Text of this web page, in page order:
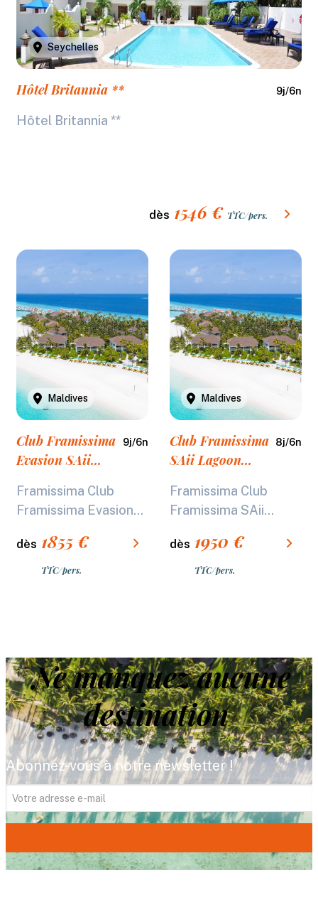
Seychelles
Hôtel Britannia ** 9j/6n
Hôtel Britannia **
dès 1546 € TTC/pers.
Maldives
Club Framissima
Evasion SAii
Hilton *****
9j/6n
Framissima Club
Framissima Evasion...
dès 1855 €
TTC/pers.
Maldives
Club Framissima
SAii Lagoon
avec vols Qatar
Airways *****
8j/6n
Framissima Club
Framissima SAii...
dès 1950 €
TTC/pers.
Ne manquez aucune
destination
Abonnez-vous à notre newsletter !